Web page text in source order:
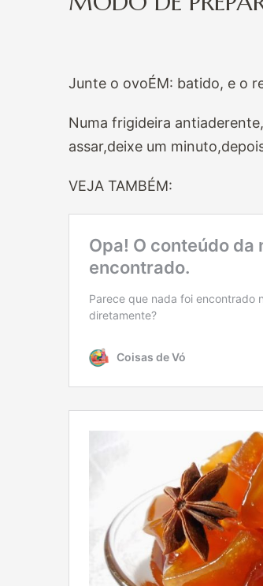
Junte o ovoÉM: batido, e o
Numa frigideira
assar,deixe um
VEJA TAMBÉM: